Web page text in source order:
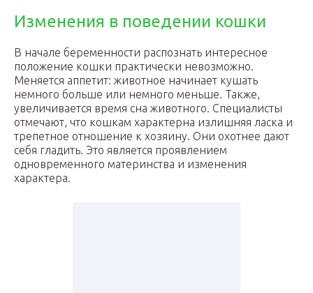
Изменения в поведении кошки
В начале беременности распознать интересное
положение кошки практически невозможно.
Меняется аппетит: животное начинает кушать
немного больше или немного меньше. Также,
увеличивается время сна животного. Специалисты
отмечают, что кошкам характерна излишняя ласка и
трепетное отношение к хозяину. Они охотнее дают
себя гладить. Это является проявлением
одновременного материнства и изменения
характера.